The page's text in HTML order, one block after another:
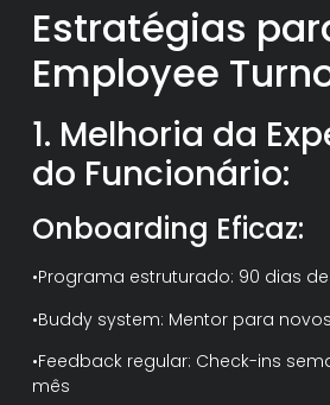
Estratégias
Employee
1. Melhoria da
do Funcionário:
Onboarding Eficaz:
•Programa estruturado: 90 dias
•Buddy system: Mentor para
•Feedback regular: Check-ins
mês